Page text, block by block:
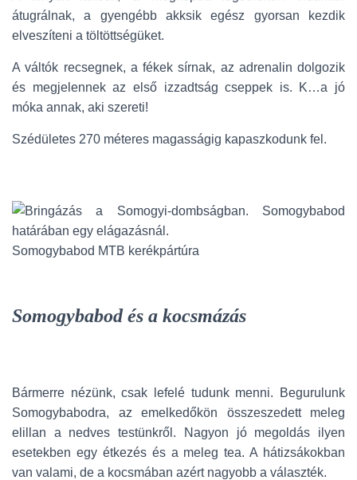
átugrálnak, a gyengébb akksik egész gyorsan kezdik
elveszíteni a töltöttségüket.
A váltók recsegnek, a fékek sírnak, az adrenalin dolgozik
és megjelennek az első izzadtság cseppek is. K…a jó
móka annak, aki szereti!
Szédületes 270 méteres magasságig kapaszkodunk fel.
Somogybabod MTB kerékpártúra
Somogybabod és a kocsmázás
Bármerre nézünk, csak lefelé tudunk menni. Begurulunk
Somogybabodra, az emelkedőkön összeszedett meleg
elillan a nedves testünkről. Nagyon jó megoldás ilyen
esetekben egy étkezés és a meleg tea. A hátizsákokban
van valami, de a kocsmában azért nagyobb a választék.